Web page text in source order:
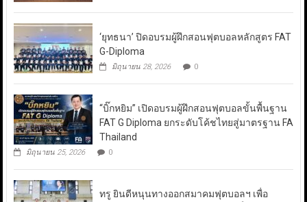
‘ยุทธนา’ ปิดอบรมผู้ฝึกสอนฟุตบอลหลักสูตร FAT
G-Diploma
มิถุนายน 28, 2026 0
“บิ๊กหยิม” เปิดอบรมผู้ฝึกสอนฟุตบอลขั้นพื้นฐาน
FAT G Diploma ยกระดับโค้ชไทยสู่มาตรฐาน FA
Thailand
มิถุนายน 25, 2026 0
ทรู ยินดีหนุนทางออกสมาคมฟุตบอลฯ เพื่อ